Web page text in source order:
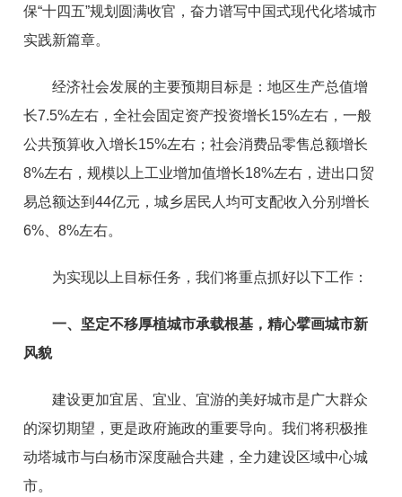
保“十四五”规划 圆满收官，奋力谱写中国式现代化塔城市
实践新篇章。
经济社会发展的主要预期目标是：地区生产总值增
长7.5%左右 ，全社会固定资产投资增长15%左右 ，一般
公共预算收入增长15%左右 ；社会消费品零售总额增长
8%左右 ，规模以上工业增加值增长18%左右 ，进出口贸
易总额达到44亿元 ，城乡居民人均可支配收入分别增长
6% 、8%左右。
为实现以上目标任务 ，我们将重点抓好以下工作 ：
一、坚定不移厚植城市承载根基，精心擘画城市新
风貌
建设更加宜居、宜业、宜游的美好城市是广大群众
的深切期望，更是政府施政的重要导向。我们将积极推
动塔城市与白杨市深度融合共建，全力建设区域中心城
市。